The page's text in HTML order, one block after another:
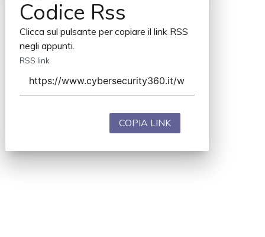
Codice Rss
Clicca sul pulsante per copiare il link RSS
negli appunti.
RSS link
COPIA LINK